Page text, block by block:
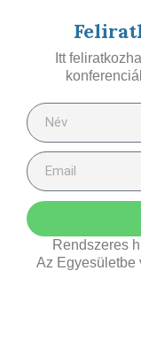
Itt
Rendszeres
Az Egyesületbe